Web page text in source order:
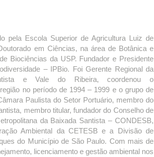
pela Escola Superior de Agricultura Luiz de
em Ciências, na área de Botânica e
Biociências da USP. Fundador e Presidente
– IPBio. Foi Gerente Regional da
e Vale do Ribeira, coordenou o
no período de 1994 – 1999 e o grupo de
Paulista do Setor Portuário, membro do
membro titular, fundador do Conselho de
da Baixada Santista – CONDESB,
Ambiental da CETESB e a Divisão de
do Município de São Paulo. Com mais de
licenciamento e gestão ambiental nos